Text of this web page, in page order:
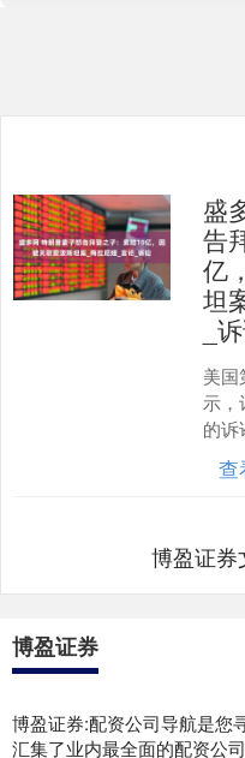
盛
告
亿
坦
_
美国
示，
的诉
公
论
查
博盈证券
博盈证券
博盈证券:配资公司导航是您
汇集了业内最全面的配资公